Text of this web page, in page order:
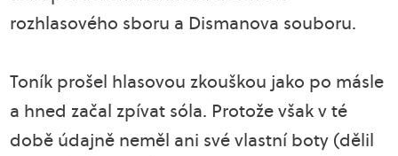
rozhlasového sboru a Dismanova souboru.
Toník prošel hlasovou zkouškou jako po másle
a hned začal zpívat sóla. Protože však v té
době údajně neměl ani své vlastní boty (dělil